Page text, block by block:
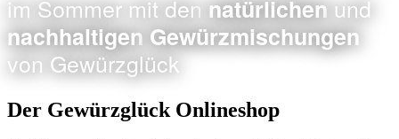
im Sommer mit dennatürlichenund
nachhaltigen Gewürzmischungen
von Gewürzglück
Der Gewürzglück Onlineshop